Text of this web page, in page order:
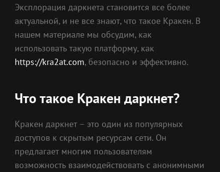
Эксплорация даркнета становится все более
актуальной, и не все знают, что такое Кракен. В
нашем материале мы обсудим, как
использовать такую платформу, как
https://kra2at.com, безопасно и эффективно.
Что такое Кракен даркнет?
Кракен даркнет – это один из популярных
доступов к скрытым ресурсам сети. Он
предлагает многим пользователям
возможность взаимодействовать с анонимными